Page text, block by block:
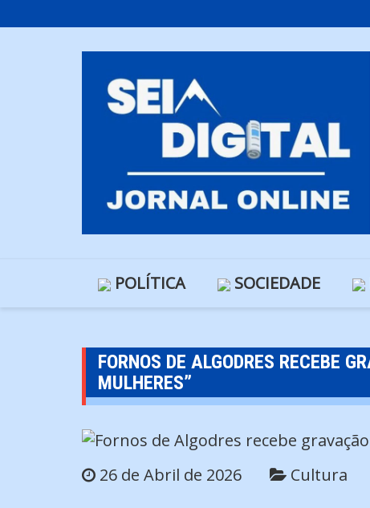
to
POLÍTICA SOCIEDADE
FORNOS DE ALGODRES RECEBE
MULHERES”
26 de Abril de 2026 Cultura